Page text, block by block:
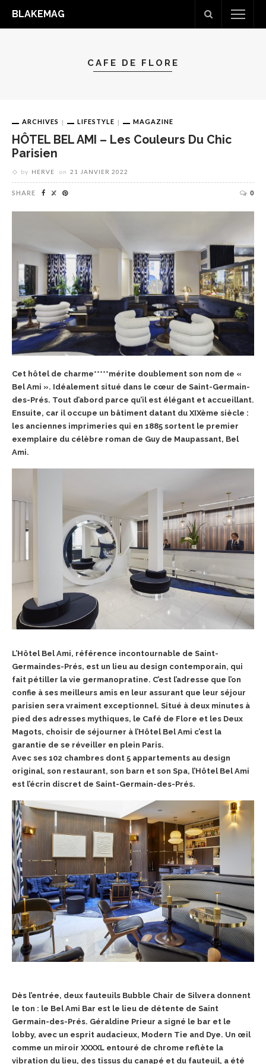
BLAKEMAG
CAFE DE FLORE
ARCHIVES LIFESTYLE MAGAZINE
HÔTEL BEL AMI – Les Couleurs Du Chic
Parisien
by HERVE on 21 JANVIER 2022
SHARE 0
Cet hôtel de charme*****mérite doublement son nom de «
Bel Ami ». Idéalement situé dans le cœur de Saint-Germain-
des-Prés. Tout d’abord parce qu’il est élégant et accueillant.
Ensuite, car il occupe un bâtiment datant du XIXème siècle :
les anciennes imprimeries qui en 1885 sortent le premier
exemplaire du célèbre roman de Guy de Maupassant, Bel
Ami.
L’Hôtel Bel Ami, référence incontournable de Saint-
Germaindes-Prés, est un lieu au design contemporain, qui
fait pétiller la vie germanopratine. C’est l’adresse que l’on
confie à ses meilleurs amis en leur assurant que leur séjour
parisien sera vraiment exceptionnel. Situé à deux minutes à
pied des adresses mythiques, le Café de Flore et les Deux
Magots, choisir de séjourner à l’Hôtel Bel Ami c’est la
garantie de se réveiller en plein Paris.
Avec ses 102 chambres dont 5 appartements au design
original, son restaurant, son barn et son Spa, l’Hôtel Bel Ami
est l’écrin discret de Saint-Germain-des-Prés.
Dès l’entrée, deux fauteuils Bubble Chair de Silvera donnent
le ton : le Bel Ami Bar est le lieu de détente de Saint
Germain-des-Prés. Géraldine Prieur a signé le bar et le
lobby, avec un esprit audacieux, Modern Tie and Dye. Un œil
comme un miroir XXXXL entouré de chrome reflète la
vibration du lieu, des tissus du canapé et du fauteuil, a été